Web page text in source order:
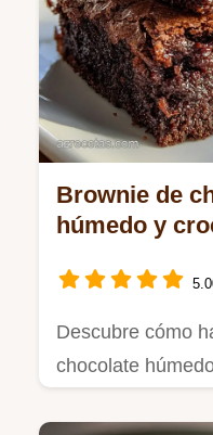
Brownie de
húmedo y
Descubre cómo
chocolate